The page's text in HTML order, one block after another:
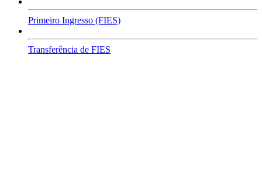
Primeiro Ingresso (FIES)
Transferência de FIES